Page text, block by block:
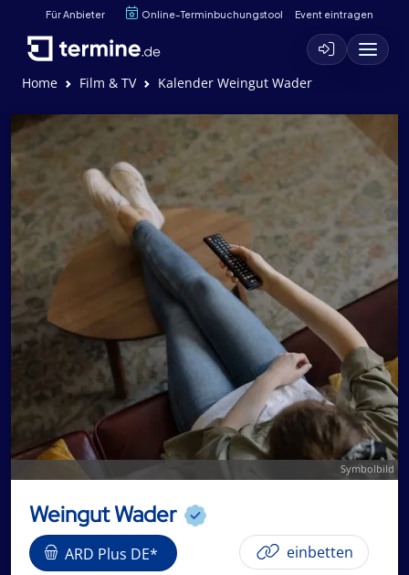
Für Anbieter Online-Terminbuchungstool Event eintragen
Home Film & TV Kalender Weingut Wader
Symbolbild
Weingut Wader
ARD Plus DE*
einbetten